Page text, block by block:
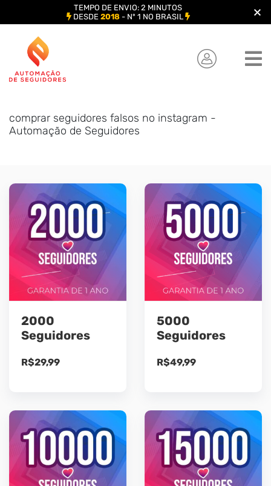
content
comprar seguidores falsos no instagram -
Automação de Seguidores
2000
Seguidores
R$29,99
5000
Seguidores
R$49,99
TEMPO DE ENVIO: 2 MINUTOS
DESDE 2018- Nº 1 NO BRASIL